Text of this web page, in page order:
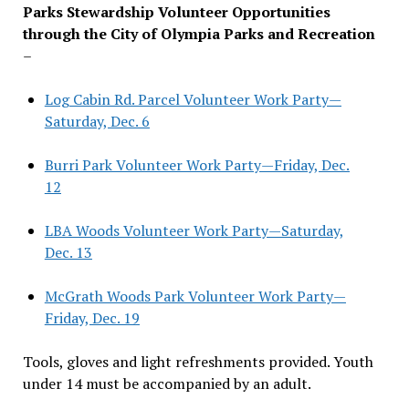
Parks Stewardship Volunteer Opportunities
through the City of Olympia Parks and Recreation
–
Log Cabin Rd. Parcel Volunteer Work Party—
Saturday, Dec. 6
Burri Park Volunteer Work Party—Friday, Dec.
12
LBA Woods Volunteer Work Party—Saturday,
Dec. 13
McGrath Woods Park Volunteer Work Party—
Friday, Dec. 19
Tools, gloves and light refreshments provided. Youth
under 14 must be accompanied by an adult.